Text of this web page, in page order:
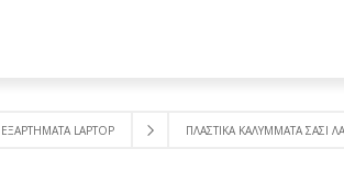
ΕΞΑΡΤΗΜΑΤΑ LAPTOP ΠΛΑΣΤΙΚΑ ΚΑΛΥΜΜΑΤΑ ΣΑΣΙ